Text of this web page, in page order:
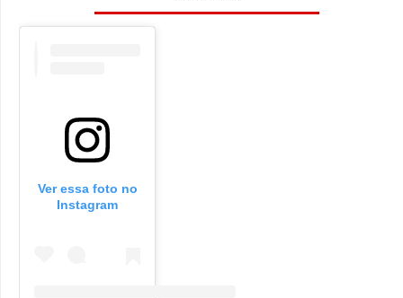
Ver essa foto no
Instagram